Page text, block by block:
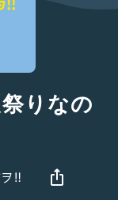
りなの
‼︎